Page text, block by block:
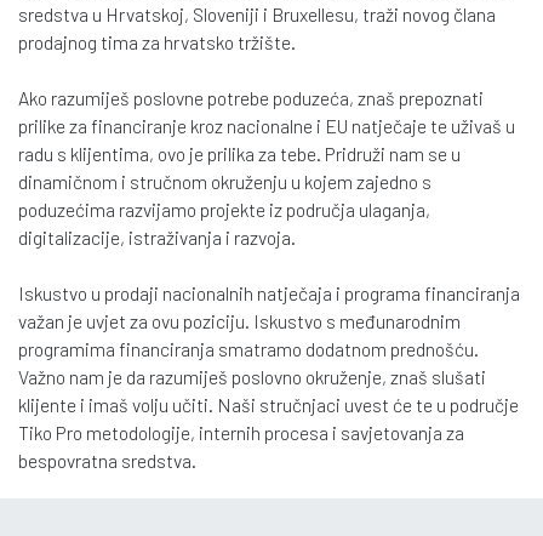
sredstva u Hrvatskoj, Sloveniji i Bruxellesu, traži novog člana
prodajnog tima za hrvatsko tržište.
Ako razumiješ poslovne potrebe poduzeća, znaš prepoznati
prilike za financiranje kroz nacionalne i EU natječaje te uživaš u
radu s klijentima, ovo je prilika za tebe. Pridruži nam se u
dinamičnom i stručnom okruženju u kojem zajedno s
poduzećima razvijamo projekte iz područja ulaganja,
digitalizacije, istraživanja i razvoja.
Iskustvo u prodaji nacionalnih natječaja i programa financiranja
važan je uvjet za ovu poziciju. Iskustvo s međunarodnim
programima financiranja smatramo dodatnom prednošću.
Važno nam je da razumiješ poslovno okruženje, znaš slušati
klijente i imaš volju učiti. Naši stručnjaci uvest će te u područje
Tiko Pro metodologije, internih procesa i savjetovanja za
bespovratna sredstva.